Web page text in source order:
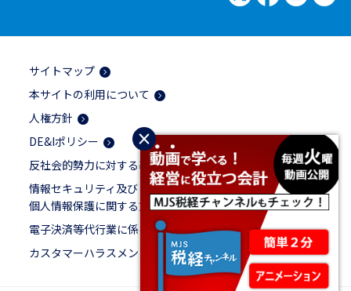
×
サイトマップ
本サイトの利用について
人権方針
DE&Iポリシー
反社会的勢力に対する基本方針
情報セキュリティ及び
個人情報保護に関する方針
電子決済等代行業に係る表示
カスタマーハラスメントに対する基本方針